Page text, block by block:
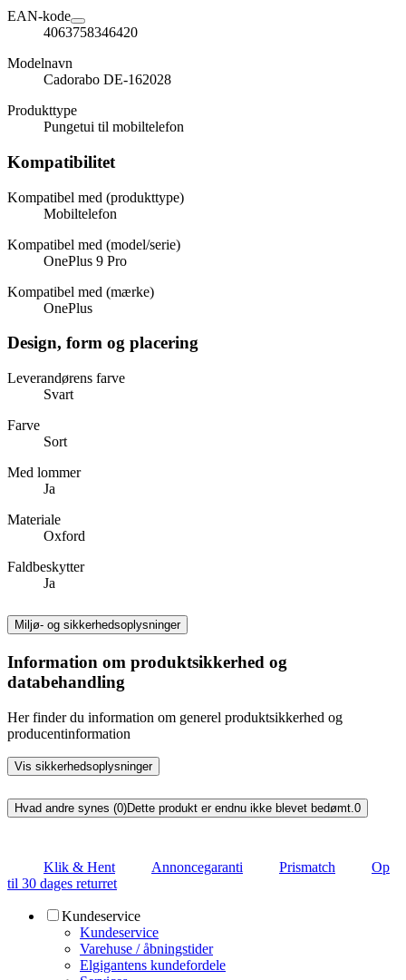
EAN-kode
4063758346420
Modelnavn
Cadorabo DE-162028
Produkttype
Pungetui til mobiltelefon
Kompatibilitet
Kompatibel med (produkttype)
Mobiltelefon
Kompatibel med (model/serie)
OnePlus 9 Pro
Kompatibel med (mærke)
OnePlus
Design, form og placering
Leverandørens farve
Svart
Farve
Sort
Med lommer
Ja
Materiale
Oxford
Faldbeskytter
Ja
Miljø- og sikkerhedsoplysninger
Information om produktsikkerhed og
databehandling
Her finder du information om generel produktsikkerhed og
producentinformation
Vis sikkerhedsoplysninger
Hvad andre synes (0)Dette produkt er endnu ikke blevet bedømt.0
Klik & Hent Annoncegaranti Prismatch
Op
til 30 dages returret
Kundeservice
Kundeservice
Varehuse / åbningstider
Elgigantens kundefordele